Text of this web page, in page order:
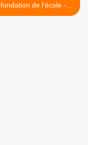
de l'école -
Motions >